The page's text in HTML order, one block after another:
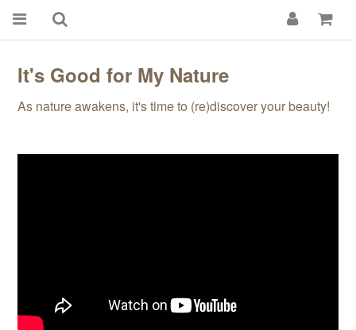
It's Good for My Nature
As nature awakens, it's time to (re)discover your beauty!